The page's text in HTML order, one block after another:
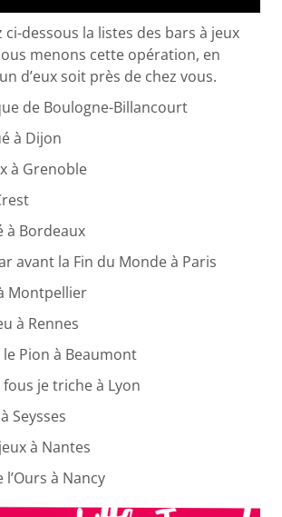
dessous la listes des bars à jeux
menons cette opération, en
d’eux soit près de chez vous.
de Boulogne-Billancourt
à Dijon
à Grenoble
à Bordeaux
avant la Fin du Monde à Paris
Montpellier
à Rennes
le Pion à Beaumont
fous je triche à Lyon
Seysses
à Nantes
l’Ours à Nancy